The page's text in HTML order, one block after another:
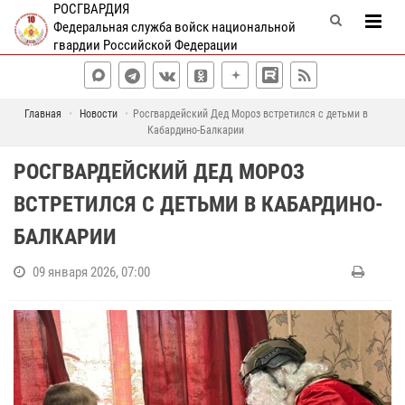
РОСГВАРДИЯ
Федеральная служба войск национальной
гвардии Российской Федерации
Главная Новости
Росгвардейский Дед Мороз встретился с детьми в
Кабардино-Балкарии
РОСГВАРДЕЙСКИЙ ДЕД МОРОЗ
ВСТРЕТИЛСЯ С ДЕТЬМИ В КАБАРДИНО-
БАЛКАРИИ
09 января 2026, 07:00